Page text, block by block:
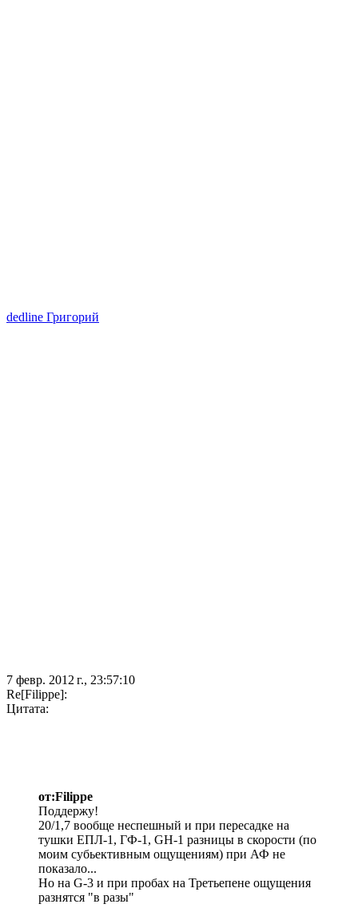
dedline Григорий
7 февр. 2012 г., 23:57:10
Re[Filippe]:
Цитата:
от:Filippe
Поддержу!
20/1,7 вообще неспешный и при пересадке на
тушки ЕПЛ-1, ГФ-1, GH-1 разницы в скорости (по
моим субьективным ощущениям) при АФ не
показало...
Но на G-3 и при пробах на Третьепене ощущения
разнятся "в разы"